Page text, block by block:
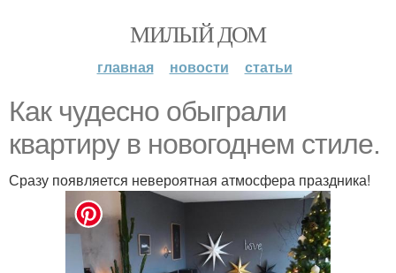
МИЛЫЙ ДОМ
главная новости статьи
Как чудесно обыграли
квартиру в новогоднем стиле.
Сразу появляется невероятная атмосфера праздника!